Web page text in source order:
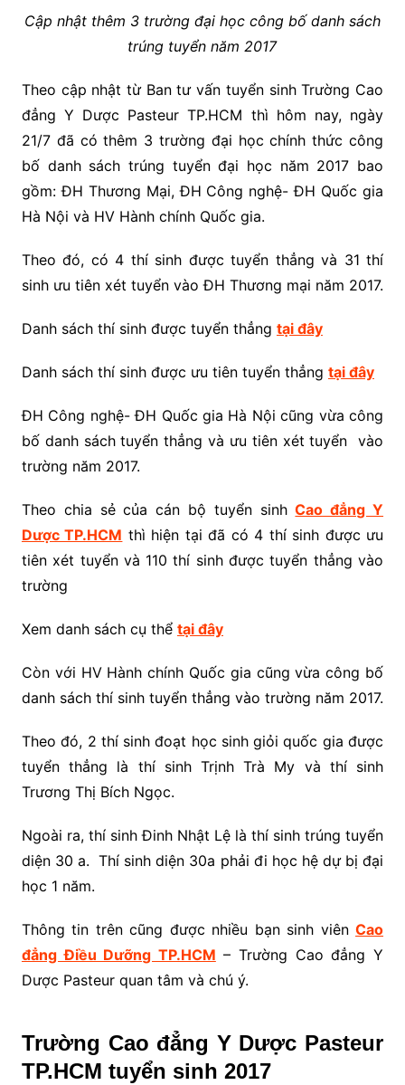
Cập nhật thêm 3 trường đại học công bố danh sách
trúng tuyển năm 2017
Theo cập nhật từ Ban tư vấn tuyển sinh Trường Cao
đẳng Y Dược Pasteur TP.HCM thì hôm nay, ngày
21/7 đã có thêm 3 trường đại học chính thức công
bố danh sách trúng tuyển đại học năm 2017 bao
gồm: ĐH Thương Mại, ĐH Công nghệ- ĐH Quốc gia
Hà Nội và HV Hành chính Quốc gia.
Theo đó, có 4 thí sinh được tuyển thẳng và 31 thí
sinh ưu tiên xét tuyển vào ĐH Thương mại năm 2017.
Danh sách thí sinh được tuyển thẳng tại đây
Danh sách thí sinh được ưu tiên tuyển thẳng tại đây
ĐH Công nghệ- ĐH Quốc gia Hà Nội cũng vừa công
bố danh sách tuyển thẳng và ưu tiên xét tuyển vào
trường năm 2017.
Theo chia sẻ của cán bộ tuyển sinhCao đẳng Y
Dược TP.HCM thì hiện tại đã có 4 thí sinh được ưu
tiên xét tuyển và 110 thí sinh được tuyển thẳng vào
trường
Xem danh sách cụ thể tại đây
Còn với HV Hành chính Quốc gia cũng vừa công bố
danh sách thí sinh tuyển thẳng vào trường năm 2017.
Theo đó, 2 thí sinh đoạt học sinh giỏi quốc gia được
tuyển thẳng là thí sinh Trịnh Trà My và thí sinh
Trương Thị Bích Ngọc.
Ngoài ra, thí sinh Đinh Nhật Lệ là thí sinh trúng tuyển
diện 30 a. Thí sinh diện 30a phải đi học hệ dự bị đại
học 1 năm.
Thông tin trên cũng được nhiều bạn sinh viênCao
đẳng Điều Dưỡng TP.HCM – Trường Cao đẳng Y
Dược Pasteur quan tâm và chú ý.
Trường Cao đẳng Y Dược Pasteur
TP.HCM tuyển sinh 2017